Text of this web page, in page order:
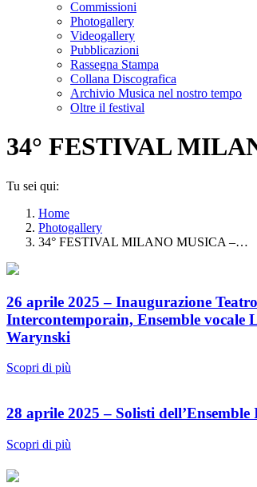
Commissioni
Photogallery
Videogallery
Pubblicazioni
Rassegna Stampa
Collana Discografica
Archivio Musica nel nostro tempo
Oltre il festival
34° FESTIVAL
Tu sei qui:
Home
Photogallery
34° FESTIVAL MILANO MUSICA –…
26 aprile 2025 – Inaugurazione
Intercontemporain, Ensemble vocale
Warynski
Scopri di più
28 aprile 2025 – Solisti
Scopri di più